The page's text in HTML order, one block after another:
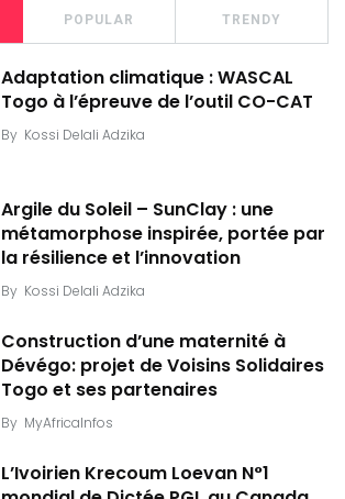
POPULAR TRENDY
Adaptation climatique : WASCAL
Togo à l’épreuve de l’outil CO-CAT
By Kossi Delali Adzika
Argile du Soleil – SunClay : une
métamorphose inspirée, portée par
la résilience et l’innovation
By Kossi Delali Adzika
Construction d’une maternité à
Dévégo: projet de Voisins Solidaires
Togo et ses partenaires
By MyAfricaInfos
L’Ivoirien Krecoum Loevan N°1